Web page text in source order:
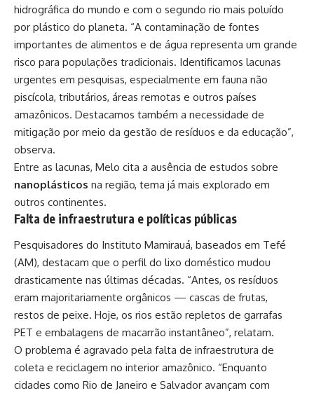
hidrográfica do mundo e com o segundo rio mais poluído
por plástico do planeta. “A contaminação de fontes
importantes de alimentos e de água representa um grande
risco para populações tradicionais. Identificamos lacunas
urgentes em pesquisas, especialmente em fauna não
piscícola, tributários, áreas remotas e outros países
amazônicos. Destacamos também a necessidade de
mitigação por meio da gestão de resíduos e da educação”,
observa.
Entre as lacunas, Melo cita a ausência de estudos sobre
nanoplásticos na região, tema já mais explorado em
outros continentes.
Falta de infraestrutura e políticas públicas
Pesquisadores do Instituto Mamirauá, baseados em Tefé
(AM), destacam que o perfil do lixo doméstico mudou
drasticamente nas últimas décadas. “Antes, os resíduos
eram majoritariamente orgânicos — cascas de frutas,
restos de peixe. Hoje, os rios estão repletos de garrafas
PET e embalagens de macarrão instantâneo”, relatam.
O problema é agravado pela falta de infraestrutura de
coleta e reciclagem no interior amazônico. “Enquanto
cidades como Rio de Janeiro e Salvador avançam com